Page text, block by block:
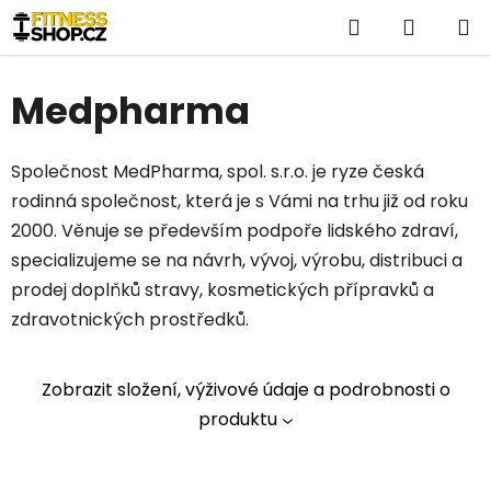
Přejít
na
obsah
Hledat
KOŠÍK
Medpharma
Společnost MedPharma, spol. s.r.o. je ryze česká
rodinná společnost, která je s Vámi na trhu již od roku
2000. Věnuje se především podpoře lidského zdraví,
specializujeme se na návrh, vývoj, výrobu, distribuci a
prodej doplňků stravy, kosmetických přípravků a
zdravotnických prostředků.
Zobrazit složení, výživové údaje a podrobnosti o
produktu